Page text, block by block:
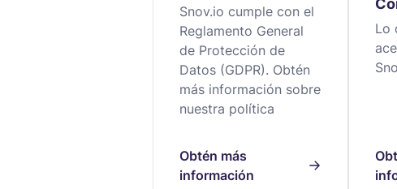
Snov.io cumple con el
Reglamento General
de Protección de
Datos (GDPR). Obtén
más información sobre
nuestra política
Obtén más
información
Lo